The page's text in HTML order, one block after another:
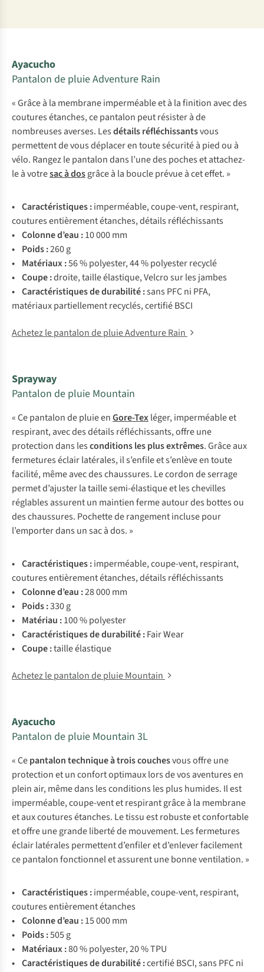
Ayacucho
Pantalon de pluie Adventure Rain
« Grâce à la membrane imperméable et à la finition avec des
coutures étanches, ce pantalon peut résister à de
nombreuses averses. Lesdétails réfléchissantsvous
permettent de vous déplacer en toute sécurité à pied ou à
vélo. Rangez le pantalon dans l’une des poches et attachez-
le à votresac à dosgrâce à la boucle prévue à cet effet. »
• Caractéristiques:imperméable,coupe-vent,respirant,
couturesentièrementétanches,détails réfléchissants
• Colonned’eau :10 000 mm
• Poids:260 g
• Matériaux:56 %polyester,44 %polyesterrecyclé
• Coupe:droite,tailleélastique,Velcrosurles jambes
• Caractéristiquesdedurabilité:sans PFCni PFA,
matériauxpartiellementrecyclés,certifiéBSCI
Achetez le pantalon de pluie Adventure Rain
Sprayway
Pantalon de pluie Mountain
« Ce pantalon de pluie enGore-Texléger, imperméable et
respirant, avec des détails réfléchissants, offre une
protection dans lesconditions les plus extrêmes. Grâce aux
fermetures éclair latérales, il s’enfile et s’enlève en toute
facilité, même avec des chaussures. Le cordon de serrage
permet d’ajuster la taille semi-élastique et les chevilles
réglables assurent un maintien ferme autour des bottes ou
des chaussures. Pochette de rangement incluse pour
l’emporter dans un sac à dos. »
• Caractéristiques:imperméable,coupe-vent,respirant,
couturesentièrementétanches,détails réfléchissants
• Colonned’eau :28 000 mm
• Poids:330 g
• Matériau :100 %polyester
• Caractéristiquesdedurabilité:FairWear
• Coupe:tailleélastique
Achetez le pantalon de pluie Mountain
Ayacucho
Pantalon de pluie Mountain 3L
« Cepantalon technique à trois couchesvous offre une
protection et un confort optimaux lors de vos aventures en
plein air, même dans les conditions les plus humides. Il est
imperméable, coupe-vent et respirant grâce à la membrane
et aux coutures étanches. Le tissu est robuste et confortable
et offre une grande liberté de mouvement. Les fermetures
éclair latérales permettent d’enfiler et d’enlever facilement
ce pantalon fonctionnel et assurent une bonne ventilation. »
• Caractéristiques:imperméable,coupe-vent,respirant,
couturesentièrementétanches
• Colonned’eau :15 000 mm
• Poids:505 g
• Matériaux:80 %polyester,20 %TPU
• Caractéristiquesdedurabilité:certifiéBSCI,sans PFCni